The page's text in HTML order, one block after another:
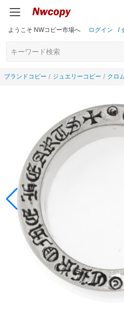
ようこそ NWコピー市場へ ログイン /
ブランドコピー ジュエリーコピー クロ